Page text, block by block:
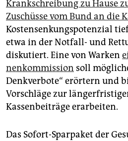
Krankschreibung zu Hause
Zuschüsse vom Bund an die
Kostensenkungspotenzial
etwa in der Notfall- und
diskutiert. Eine von Warken
nen­kom­mis­si­on soll
Denkverbote“ erörtern und
Vorschläge zur
Kassenbeiträge erarbeiten.
Das Sofort-Sparpaket der